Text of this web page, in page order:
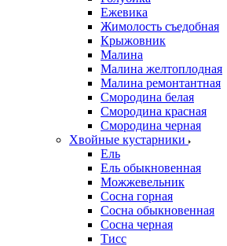
Ежевика
Жимолость съедобная
Крыжовник
Малина
Малина желтоплодная
Малина ремонтантная
Смородина белая
Смородина красная
Смородина черная
Хвойные кустарники
Ель
Ель обыкновенная
Можжевельник
Сосна горная
Сосна обыкновенная
Сосна черная
Тисс